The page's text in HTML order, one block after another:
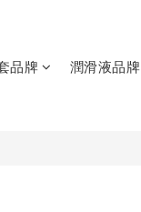
品牌 潤滑液品牌